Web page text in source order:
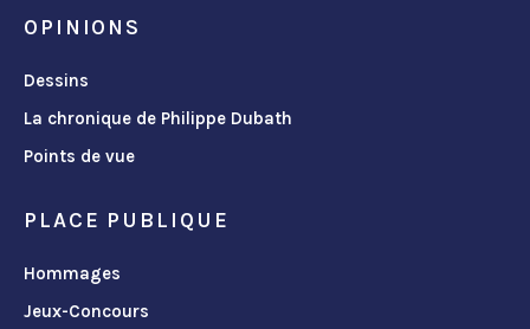
OPINIONS
Dessins
La chronique de Philippe Dubath
Points de vue
PLACE PUBLIQUE
Hommages
Jeux-Concours